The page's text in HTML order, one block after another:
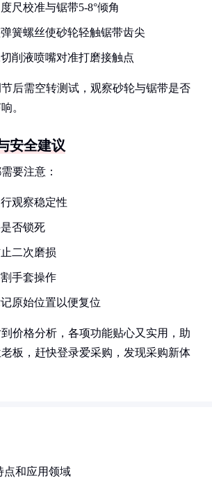
度尺校准与锯带5-8°倾角
弹簧螺丝使砂轮轻触锯带齿尖
削液喷嘴对准打磨接触点
后需空转测试，观察砂轮与锯带是否
。
安全建议
要注意：
观察稳定性
否锁死
二次磨损
手套操作
原始位置以便复位
价格分析，各项功能贴心又实用，助
板，赶快登录爱采购，发现采购新体
点和应用领域